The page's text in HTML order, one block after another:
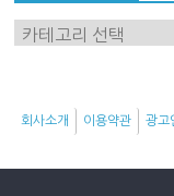
이
드
회사소개 이용약관 광고